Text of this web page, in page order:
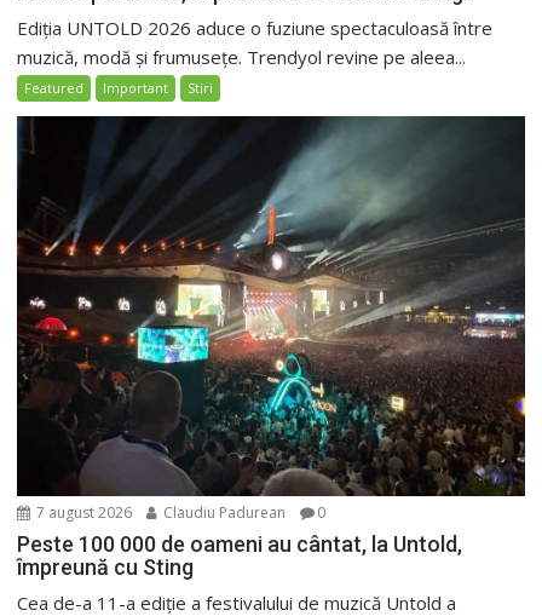
Ediția UNTOLD 2026 aduce o fuziune spectaculoasă între
muzică, modă și frumusețe. Trendyol revine pe aleea...
Featured Important Stiri
7 august 2026 Claudiu Padurean 0
Peste 100 000 de oameni au cântat, la Untold,
împreună cu Sting
Cea de-a 11-a ediție a festivalului de muzică Untold a